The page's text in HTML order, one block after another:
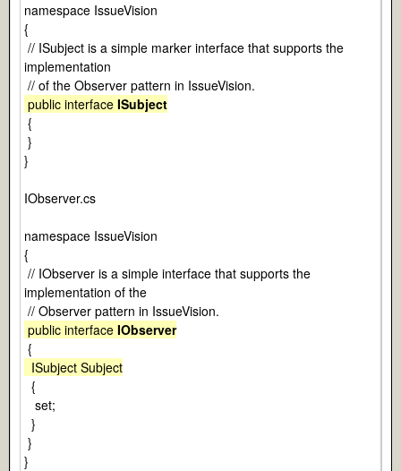
namespace IssueVision
{
// ISubject is a simple marker interface that supports the
implementation
// of the Observer pattern in IssueVision.
public interface ISubject
{
}
}
IObserver.cs
namespace IssueVision
{
// IObserver is a simple interface that supports the
implementation of the
// Observer pattern in IssueVision.
public interface IObserver
{
ISubject Subject
{
set;
}
}
}